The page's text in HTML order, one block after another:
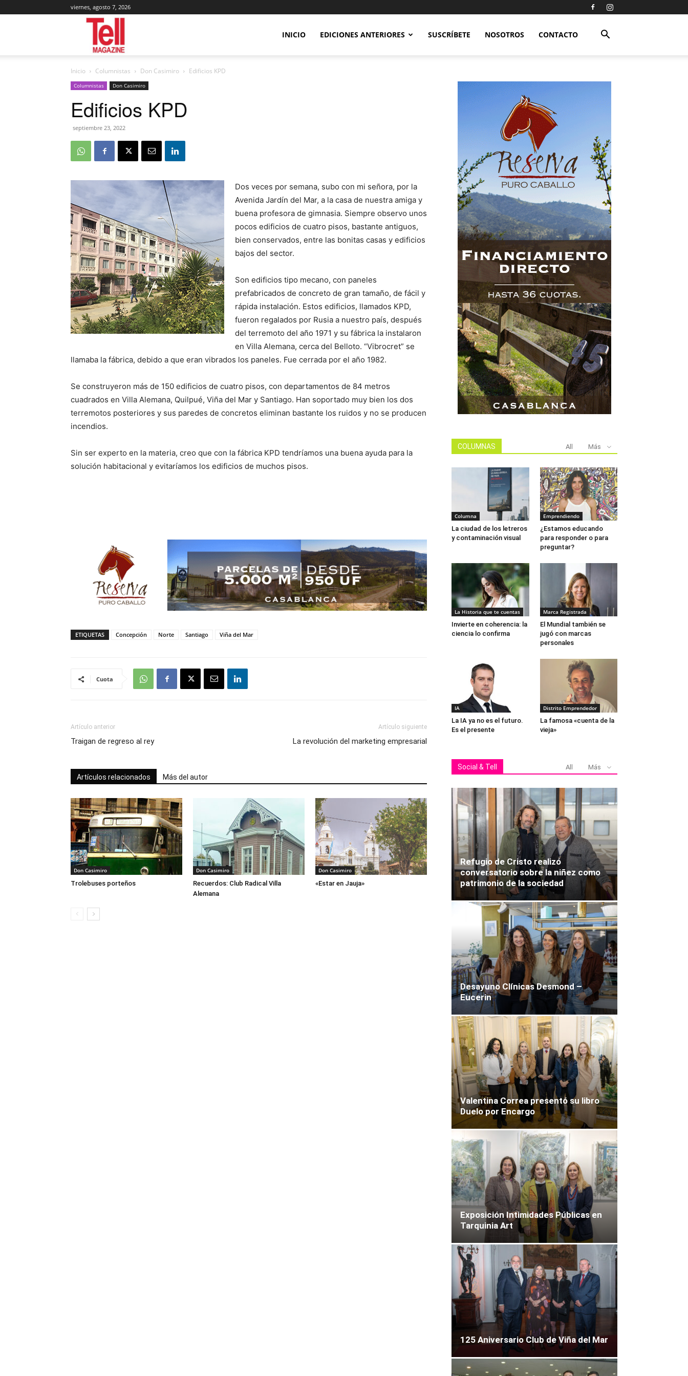
viernes, agosto 7, 2026
Magazine
INICIO EDICIONES ANTERIORES SUSCRÍBETE NOSOTROS CONTACTO
Inicio Columnistas Don Casimiro Edificios KPD
Columnistas Don Casimiro
Edificios KPD
septiembre 23, 2022
Dos veces por semana, subo con mi señora, por la
Avenida Jardín del Mar, a la casa de nuestra amiga y
buena profesora de gimnasia. Siempre observo unos
pocos edificios de cuatro pisos, bastante antiguos,
bien conservados, entre las bonitas casas y edificios
bajos del sector.
Son edificios tipo mecano, con paneles
prefabricados de concreto de gran tamaño, de fácil y
rápida instalación. Estos edificios, llamados KPD,
fueron regalados por Rusia a nuestro país, después
del terremoto del año 1971 y su fábrica la instalaron
en Villa Alemana, cerca del Belloto. “Vibrocret” se
llamaba la fábrica, debido a que eran vibrados los paneles. Fue cerrada por el año 1982.
Se construyeron más de 150 edificios de cuatro pisos, con departamentos de 84 metros
cuadrados en Villa Alemana, Quilpué, Viña del Mar y Santiago. Han soportado muy bien los dos
terremotos posteriores y sus paredes de concretos eliminan bastante los ruidos y no se producen
incendios.
Sin ser experto en la materia, creo que con la fábrica KPD tendríamos una buena ayuda para la
solución habitacional y evitaríamos los edificios de muchos pisos.
ETIQUETAS Concepción Norte Santiago Viña del Mar
Cuota
Artículo anterior
Traigan de regreso al rey
Artículo siguiente
La revolución del marketing empresarial
Artículos relacionados Más del autor
Don Casimiro
Trolebuses porteños
Don Casimiro
Recuerdos: Club Radical Villa
Alemana
Don Casimiro
«Estar en Jauja»
COLUMNAS All Más
Columna
La ciudad de los letreros
y contaminación visual
Emprendiendo
¿Estamos educando
para responder o para
preguntar?
La Historia que te cuentas
Invierte en coherencia: la
ciencia lo confirma
Marca Registrada
El Mundial también se
jugó con marcas
personales
IA
La IA ya no es el futuro.
Es el presente
Distrito Emprendedor
La famosa «cuenta de la
vieja»
Social & Tell All Más
Refugio de Cristo realizó
conversatorio sobre la niñez como
patrimonio de la sociedad
Desayuno Clínicas Desmond –
Eucerin
Valentina Correa presentó su libro
Duelo por Encargo
Exposición Intimidades Públicas en
Tarquinia Art
125 Aniversario Club de Viña del Mar